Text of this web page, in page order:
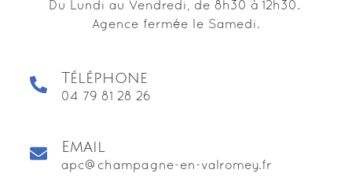
Du Lundi au Vendredi, de 8h30 à 12h30.
Agence fermée le Samedi.
Téléphone
04 79 81 28 26
Email
apc@champagne-en-valromey.fr